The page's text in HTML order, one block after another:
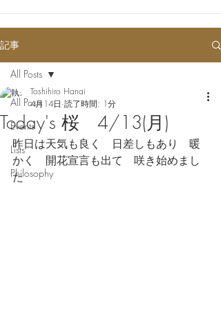
記事
All Posts
Events
Lists
Philosophy
All Posts
Today's 桜 4/13(月)
Toshihiro Hanai
4月14日 読了時間: 1分
昨日は天気も良く　日差しもあり　暖
かく　開花宣言も出て　咲き始めまし
た